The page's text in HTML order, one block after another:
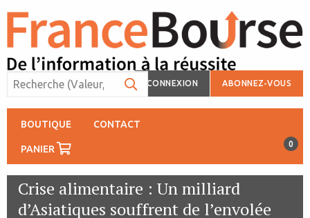
CONNEXION ABONNEZ-VOUS
BOUTIQUE CONTACT
PANIER 0
Crise alimentaire : Un milliard
d’Asiatiques souffrent de l’envolée